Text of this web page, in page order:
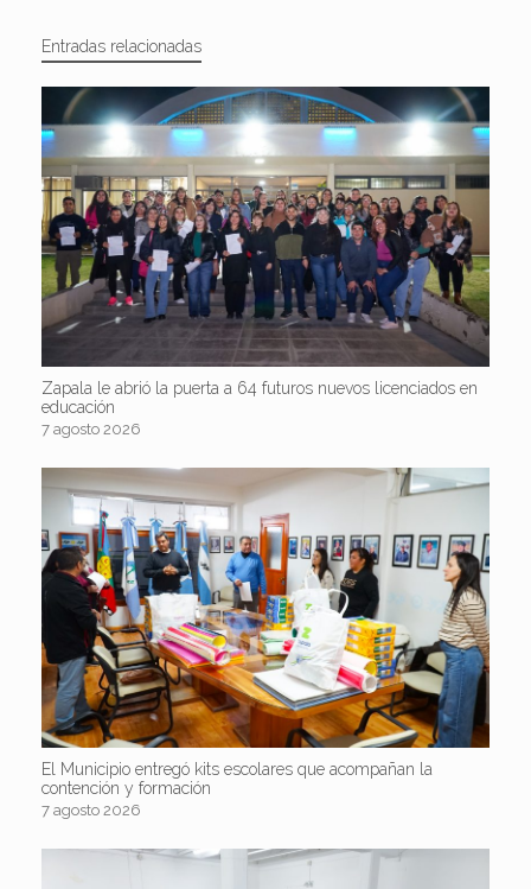
Entradas relacionadas
Zapala le abrió la puerta a 64 futuros nuevos licenciados en
educación
7 agosto 2026
El Municipio entregó kits escolares que acompañan la
contención y formación
7 agosto 2026